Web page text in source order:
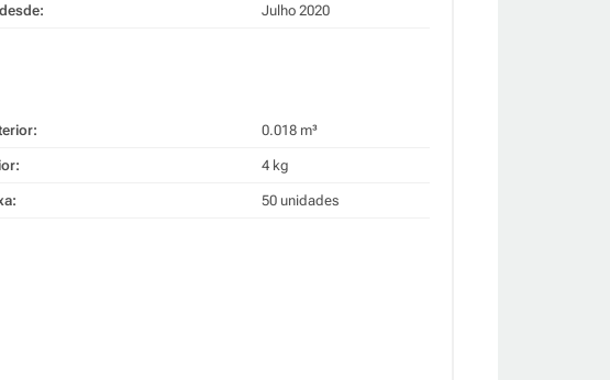
Julho 2020
0.018 m³
4 kg
50 unidades